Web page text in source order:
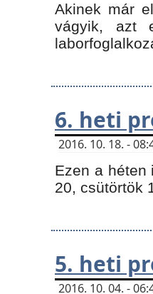
Akinek már
vágyik, azt
6. heti
2016. 10. 18. -
Ezen a héten
20, csütörtök
5. heti
2016. 10. 04. -